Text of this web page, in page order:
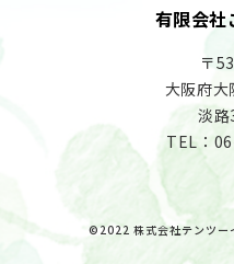
有限会社
〒
大阪府大
淡
TEL：
©2022 株式会社テンツー